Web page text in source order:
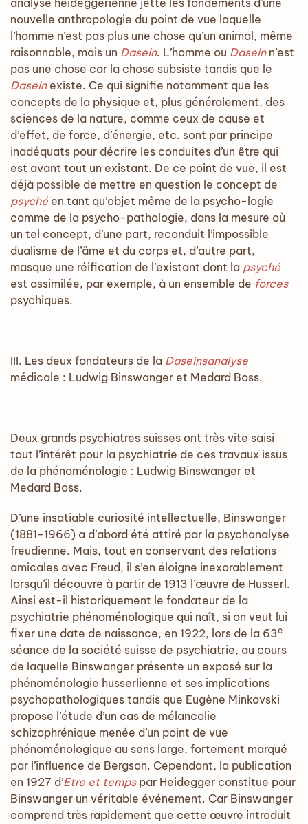
analyse heideggérienne jette les fondements d’une
nouvelle anthropologie du point de vue laquelle
l’homme n’est pas plus une chose qu’un animal, même
raisonnable, mais un Dasein. L’homme ou Daseinn’est
pas une chose car la chose subsiste tandis que le
Daseinexiste. Ce qui signifie notamment que les
concepts de la physique et, plus généralement, des
sciences de la nature, comme ceux de cause et
d’effet, de force, d’énergie, etc. sont par principe
inadéquats pour décrire les conduites d’un être qui
est avant tout un existant. De ce point de vue, il est
déjà possible de mettre en question le concept de
psyché en tant qu’objet même de la psycho-logie
comme de la psycho-pathologie, dans la mesure où
un tel concept, d’une part, reconduit l’impossible
dualisme de l’âme et du corps et, d’autre part,
masque une réification de l’existant dont la psyché
est assimilée, par exemple, à un ensemble de forces
psychiques.
III. Les deux fondateurs de la Daseinsanalyse
médicale : Ludwig Binswanger et Medard Boss.
Deux grands psychiatres suisses ont très vite saisi
tout l’intérêt pour la psychiatrie de ces travaux issus
de la phénoménologie : Ludwig Binswanger et
Medard Boss.
D’une insatiable curiosité intellectuelle, Binswanger
(1881-1966) a d’abord été attiré par la psychanalyse
freudienne. Mais, tout en conservant des relations
amicales avec Freud, il s’en éloigne inexorablement
lorsqu’il découvre à partir de 1913 l’œuvre de Husserl.
Ainsi est-il historiquement le fondateur de la
psychiatrie phénoménologique qui naît, si on veut lui
fixer une date de naissance, en 1922, lors de la 63e
séance de la société suisse de psychiatrie, au cours
de laquelle Binswanger présente un exposé sur la
phénoménologie husserlienne et ses implications
psychopathologiques tandis que Eugène Minkovski
propose l’étude d’un cas de mélancolie
schizophrénique menée d’un point de vue
phénoménologique au sens large, fortement marqué
par l’influence de Bergson. Cependant, la publication
en 1927 d’Etre et tempspar Heidegger constitue pour
Binswanger un véritable événement. Car Binswanger
comprend très rapidement que cette œuvre introduit